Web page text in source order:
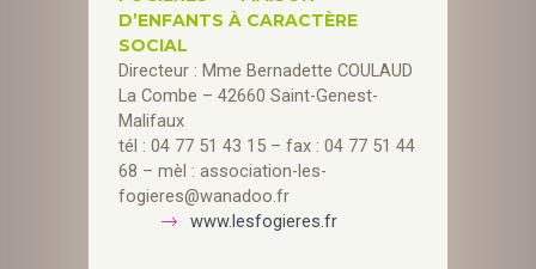
D’ENFANTS À CARACTÈRE
SOCIAL
Directeur : Mme Bernadette COULAUD
La Combe – 42660 Saint-Genest-
Malifaux
tél : 04 77 51 43 15 – fax : 04 77 51 44
68 – mèl : association-les-
fogieres@wanadoo.fr
www.lesfogieres.fr